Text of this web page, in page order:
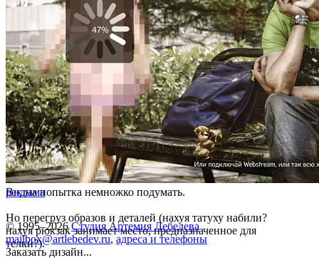
Видна попытка немножко подумать.
Но перегруз образов и деталей (нахуя татуху набили?
нахуя рюкзак занимает место, предназначенное для
телки?).
реклама
© 1995–2026 Студия Артемия Лебедева
mailbox@artlebedev.ru, адреса и телефоны
Заказать дизайн...